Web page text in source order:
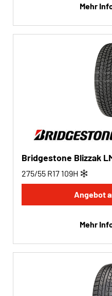
Mehr
Bridgestone Blizzak
275/55 R17 109H
Angebot
Mehr